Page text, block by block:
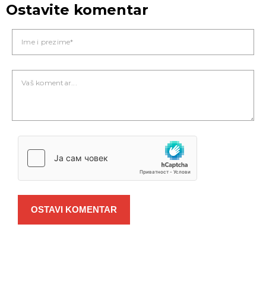
Ostavite komentar
OSTAVI KOMENTAR